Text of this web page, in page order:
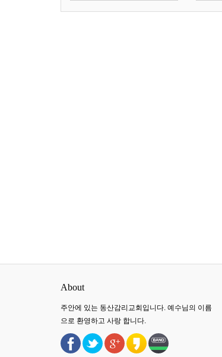
About
주안에 있는 동산감리교회입니다. 예수님의 이름
으로 환영하고 사랑 합니다.